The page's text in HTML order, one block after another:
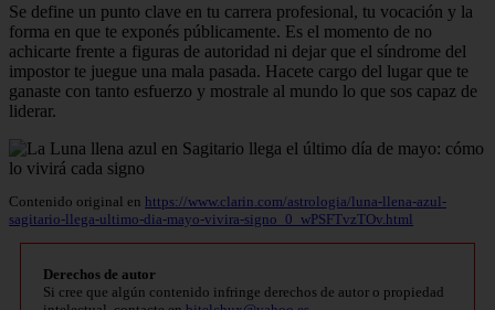
Se define un punto clave en tu carrera profesional, tu vocación y la
forma en que te exponés públicamente. Es el momento de no
achicarte frente a figuras de autoridad ni dejar que el síndrome del
impostor te juegue una mala pasada. Hacete cargo del lugar que te
ganaste con tanto esfuerzo y mostrale al mundo lo que sos capaz de
liderar.
Contenido original en https://www.clarin.com/astrologia/luna-llena-azul-
sagitario-llega-ultimo-dia-mayo-vivira-signo_0_wPSFTvzTOv.html
Derechos de autor
Si cree que algún contenido infringe derechos de autor o propiedad